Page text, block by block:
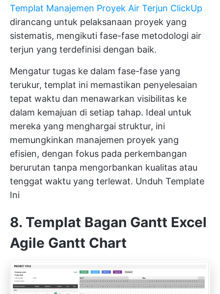
Templat Manajemen Proyek Air Terjun ClickUp
dirancang untuk pelaksanaan proyek yang
sistematis, mengikuti fase-fase metodologi air
terjun yang terdefinisi dengan baik.
Mengatur tugas ke dalam fase-fase yang
terukur, templat ini memastikan penyelesaian
tepat waktu dan menawarkan visibilitas ke
dalam kemajuan di setiap tahap. Ideal untuk
mereka yang menghargai struktur, ini
memungkinkan manajemen proyek yang
efisien, dengan fokus pada perkembangan
berurutan tanpa mengorbankan kualitas atau
tenggat waktu yang terlewat. Unduh Template
Ini
8. Templat Bagan Gantt Excel
Agile Gantt Chart